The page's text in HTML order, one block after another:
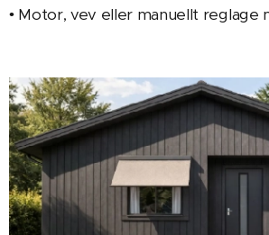
• Motor, vev eller manuellt reglage